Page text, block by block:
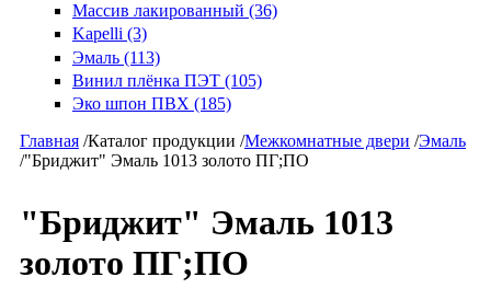
Массив лакированный (36)
Kapelli (3)
Эмаль (113)
Винил плёнка ПЭТ (105)
Эко шпон ПВХ (185)
Главная /Каталог продукции /Межкомнатные двери /Эмаль
/"Бриджит" Эмаль 1013 золото ПГ;ПО
"Бриджит" Эмаль 1013
золото ПГ;ПО